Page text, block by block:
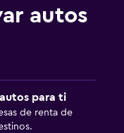
autos
para ti
de renta de